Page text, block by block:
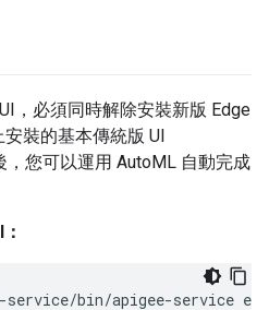
，必須同時解除安裝新版 Edge
裝的基本傳統版 UI
，您可以運用 AutoML 自動完成
service/bin/apigee-service